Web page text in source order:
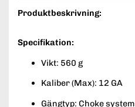
Produktbeskrivning:
Specifikation:
Vikt: 560 g
Kaliber (Max): 12 GA
Gängtyp: Choke system